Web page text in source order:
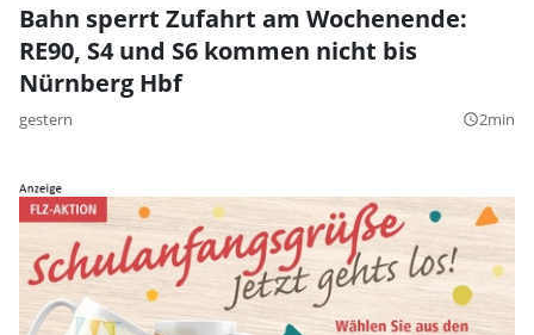
Bahn sperrt Zufahrt am Wochenende:
RE90, S4 und S6 kommen nicht bis
Nürnberg Hbf
gestern query_builder2min